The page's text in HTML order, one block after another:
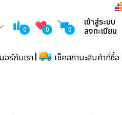
0 0 0
เข้าสู่ระบบ
ลงทะเบียน
อร์กับเรา เช็คสถานะสินค้าที่ซื้อ